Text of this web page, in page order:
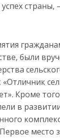
были
Кроме
в
место